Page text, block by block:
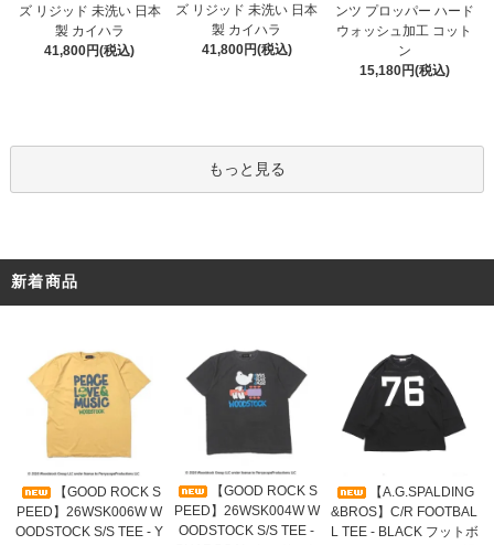
ズ リジッド 未洗い 日本
製 カイハラ
41,800円(税込)
ズ リジッド 未洗い 日本
製 カイハラ
41,800円(税込)
ンツ プロッパー ハード
ウォッシュ加工 コット
ン
15,180円(税込)
もっと見る
新着商品
【GOOD ROCK S
PEED】26WSK006W W
OODSTOCK S/S TEE - Y
【GOOD ROCK S
PEED】26WSK004W W
OODSTOCK S/S TEE -
【A.G.SPALDING
&BROS】C/R FOOTBAL
L TEE - BLACK フットボ